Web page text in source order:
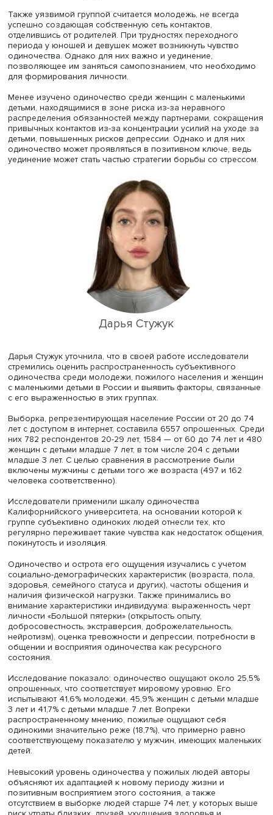
своими контактами и оценивает их достаточность. Она
напомнила о позитивном одиночестве, осознанном и
добровольном уединении для восполнения
психологического ресурса и занятий творчеством.
Большинство исследований в этой области посвящено
пожилым людям, на формирование и углубление
которых влияют больше негативных факторов:
сокращение социальных контактов из-за выхода на
ухудшения здоровья, утраты близких. Однако
жизнь в старости необязательно означает негативное
одиночество, часть пожилых людей сами стремятся
автономию и жить уединенно.
Также уязвимой группой считается молодежь, не
успешно создающая собственную сеть контактов,
отделившись от родителей. При трудностях
периода у юношей и девушек может возникнуть
одиночества. Однако для них важно и уединение,
позволяющее им заняться самопознанием, что
для формирования личности.
Менее изучено одиночество среди женщин с
детьми, находящимися в зоне риска из-за неравного
распределения обязанностей между партнерами,
привычных контактов из-за концентрации усилий на
детьми, повышенных рисков депрессии. Однако и для
Дарья Стужук
Дарья Стужук уточнила, что в своей работе
стремились оценить распространенность субъективного
одиночества среди молодежи, пожилого населения и
с маленькими детьми в России и выявить факторы,
с его выраженностью в этих группах.
Выборка, репрезентирующая население России от 20
лет с доступом в интернет, составила 6557
женщин с детьми младше 7 лет, в том числе 204 с
младше 3 лет. С целью сравнения в рассмотрение были
включены мужчины с детьми того же возраста (497 и
человека соответственно).
Исследователи применили шкалу одиночества
Калифорнийского университета, на основании которой
регулярно переживает такие чувства как недостаток
покинутость и изоляция.
Одиночество и острота его ощущения изучались с